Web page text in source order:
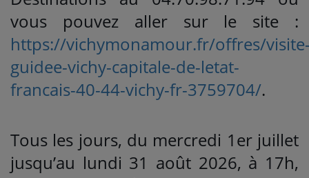
vous pouvez aller sur le site :
https://vichymonamour.fr/offres/
guidee-vichy-capitale-de-letat-
francais-40-44-vichy-fr-3759704/.
Tous les jours, du mercredi 1er juillet
jusqu’au lundi 31 août 2026, à 17h,